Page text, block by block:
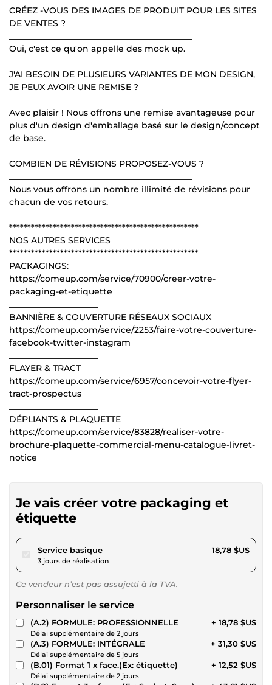
CRÉEZ -VOUS DES IMAGES DE PRODUIT POUR LES SITES
DE VENTES ?
Oui, c'est ce qu'on appelle des mock up.
J'AI BESOIN DE PLUSIEURS VARIANTES DE MON DESIGN,
JE PEUX AVOIR UNE REMISE ?
Avec plaisir ! Nous offrons une remise avantageuse pour
plus d'un design d'emballage basé sur le design/concept
de base.
COMBIEN DE RÉVISIONS PROPOSEZ-VOUS ?
Nous vous offrons un nombre illimité de révisions pour
chacun de vos retours.
****************************************************
NOS AUTRES SERVICES
****************************************************
PACKAGINGS:
https://comeup.com/service/70900/creer-votre-
packaging-et-etiquette
BANNIÈRE & COUVERTURE RÉSEAUX SOCIAUX
https://comeup.com/service/2253/faire-votre-couverture-
facebook-twitter-instagram
FLAYER & TRACT
https://comeup.com/service/6957/concevoir-votre-flyer-
tract-prospectus
DÉPLIANTS & PLAQUETTE
https://comeup.com/service/83828/realiser-votre-
brochure-plaquette-commercial-menu-catalogue-livret-
notice
Je vais créer votre packaging et
étiquette
Service basiquepour 17,31 $US
3 jours de réalisation
18,78 $US
Ce vendeur n’est pas assujetti à la TVA.
Personnaliser le service
(A.2) FORMULE: PROFESSIONNELLE
Délai supplémentaire de 2 jours
+ 18,78 $US
(A.3) FORMULE: INTÉGRALE
Délai supplémentaire de 5 jours
+ 31,30 $US
(B.01) Format 1 x face.(Ex: étiquette)
Délai supplémentaire de 2 jours
+ 12,52 $US